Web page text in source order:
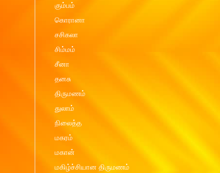
கும்பம்
கொரானா
சசிகலா
சிம்மம்
சீனா
தனசு
திருமணம்
துலாம்
நிலைத்த
மகரம்
மகான்
மகிழ்ச்சியான திருமணம்